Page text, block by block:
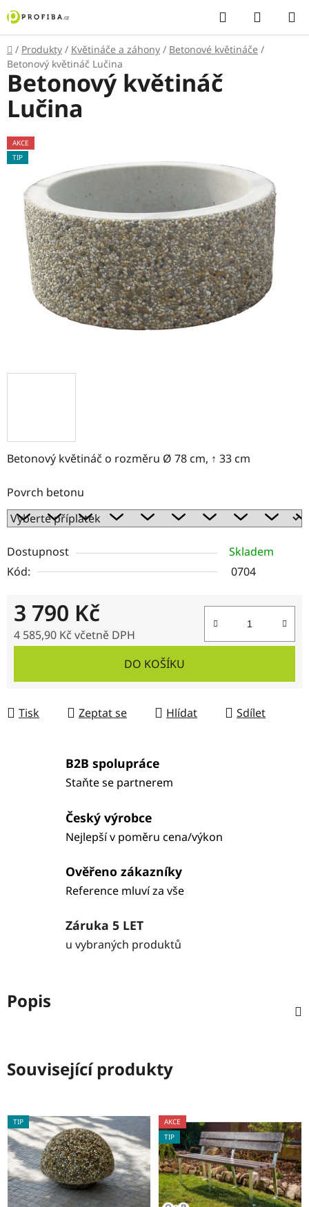
Přejít
na
obsah
Hledat
KOŠÍK
Domů
/ Produkty / Květináče a záhony / Betonové květináče /
Betonový květináč Lučina
Betonový květináč o rozměru Ø 78 cm, ↑ 33 cm
Povrch betonu
Dostupnost
Skladem
Kód:
0704
3 790 Kč
4 585,90 Kč včetně DPH
DO KOŠÍKU
Tisk Zeptat se Hlídat Sdílet
Betonový květináč
Lučina
AKCE
TIP
B2B spolupráce
Staňte se partnerem
Český výrobce
Nejlepší v poměru cena/výkon
Ověřeno zákazníky
Reference mluví za vše
Záruka 5 LET
u vybraných produktů
Popis
Související produkty
TIP
AKCE
TIP